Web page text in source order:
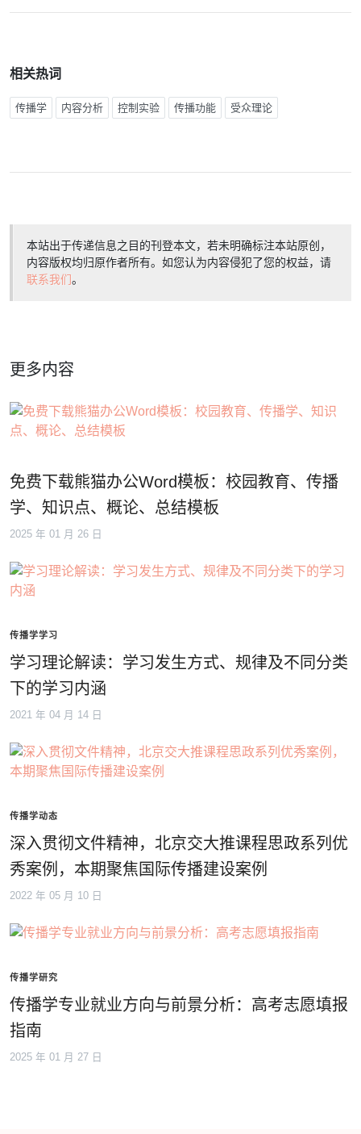
相关热词
传播学 内容分析 控制实验 传播功能 受众理论
本站出于传递信息之目的刊登本文，若未明确标注本站原创，
内容版权均归原作者所有。如您认为内容侵犯了您的权益，请
联系我们。
更多内容
免费下载熊猫办公Word模板：校园教育、传播
学、知识点、概论、总结模板
2025 年 01 月 26 日
传播学学习
学习理论解读：学习发生方式、规律及不同分类
下的学习内涵
2021 年 04 月 14 日
传播学动态
深入贯彻文件精神，北京交大推课程思政系列优
秀案例，本期聚焦国际传播建设案例
2022 年 05 月 10 日
传播学研究
传播学专业就业方向与前景分析：高考志愿填报
指南
2025 年 01 月 27 日